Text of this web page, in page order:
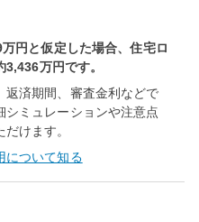
円と仮定した場合、住宅ロ
万円です。
返済期間、審査金利などで
シミュレーションや注意点
けます。
について知る